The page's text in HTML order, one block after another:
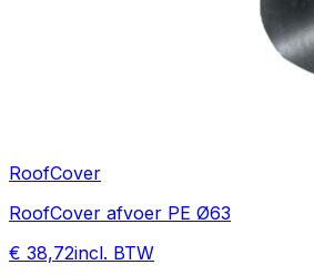
RoofCover
RoofCover afvoer PE Ø63
€ 38,72incl. BTW